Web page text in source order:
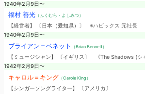
1940年2月9日〜
福村 善光（ふくむら・よしみつ）
【経営者】 〔日本（愛知県）〕 ※ハビックス 元社長
1940年2月9日〜
ブライアン＝ベネット （Brian Bennett）
【ミュージシャン】 〔イギリス〕
《The Shadows (シ
1942年2月9日〜
キャロル＝キング （Carole King）
【シンガーソングライター】 〔アメリカ〕